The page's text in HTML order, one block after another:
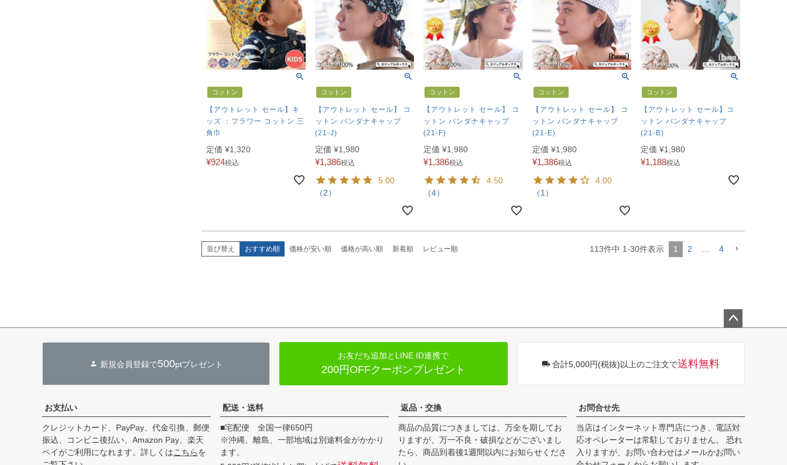
コットン
【アウトレット セール】キ
ッズ ：フラワー コットン 三
角巾
定価 ¥1,320
¥924税込
コットン
【アウトレット セール】 コ
ットン バンダナキャップ
(21-J)
定価 ¥1,980
¥1,386税込
5.00
（2）
コットン
【アウトレット セール】 コ
ットン バンダナキャップ
(21-F)
定価 ¥1,980
¥1,386税込
4.50
（4）
コットン
【アウトレット セール】 コ
ットン バンダナキャップ
(21-E)
定価 ¥1,980
¥1,386税込
4.00
（1）
コットン
【アウトレット セール】コ
ットン バンダナキャップ
(21-B)
定価 ¥1,980
¥1,188税込
並び替え おすすめ順 価格が安い順 価格が高い順 新着順 レビュー順 113件中 1-30件表示 1 2 4
新規会員登録で500ptプレゼント
お友だち追加とLINE ID連携で
200円OFFクーポンプレゼント 合計5,000円(税抜)以上のご注文で送料無料
お支払い
クレジットカード、PayPay、代金引換、郵便
振込、コンビニ後払い、Amazon Pay、楽天
ペイがご利用になれます。詳しくはこちらを
配送・送料
■宅配便 全国一律650円
※沖縄、離島、一部地域は別途料金がかかり
ます。
返品・交換
商品の品質につきましては、万全を期してお
りますが、万一不良・破損などがございまし
たら、商品到着後1週間以内にお知らせくださ
お問合せ先
当店はインターネット専門店につき、電話対
応オペレーターは常駐しておりません。 恐れ
入りますが、お問い合わせはメールかお問い